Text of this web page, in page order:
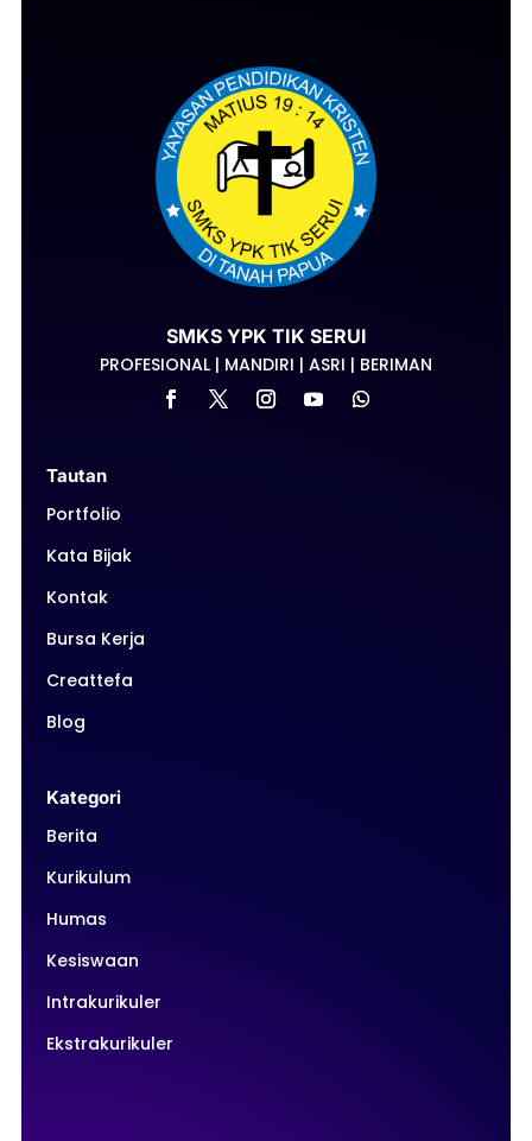
SMKS YPK TIK SERUI
PROFESIONAL | MANDIRI | ASRI | BERIMAN
Tautan
Portfolio
Kata Bijak
Kontak
Bursa Kerja
Creattefa
Blog
Kategori
Berita
Kurikulum
Humas
Kesiswaan
Intrakurikuler
Ekstrakurikuler